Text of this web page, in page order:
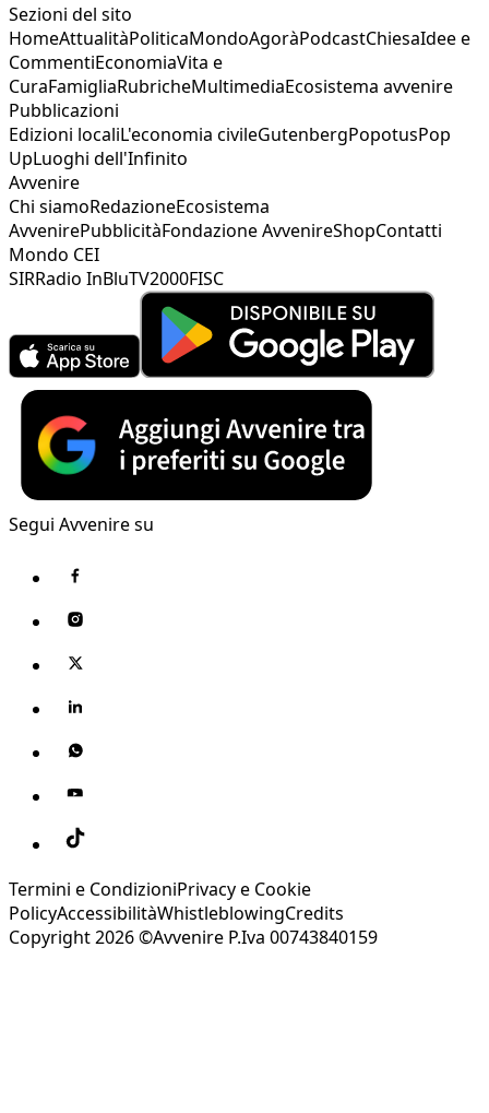
Sezioni del sito
HomeAttualitàPoliticaMondoAgoràPodcastChiesaIdee e
CommentiEconomiaVita e
CuraFamigliaRubricheMultimediaEcosistema avvenire
Pubblicazioni
Edizioni localiL'economia civileGutenbergPopotusPop
UpLuoghi dell'Infinito
Avvenire
Chi siamoRedazioneEcosistema
AvvenirePubblicitàFondazione AvvenireShopContatti
Mondo CEI
SIRRadio InBluTV2000FISC
Segui Avvenire su
Termini e CondizioniPrivacy e Cookie
PolicyAccessibilitàWhistleblowingCredits
Copyright 2026 ©Avvenire P.Iva 00743840159